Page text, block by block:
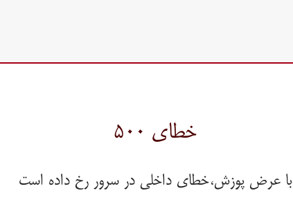
خطای ۵۰۰
با عرض پوزش،خطای داخلی در سرور رخ داده است